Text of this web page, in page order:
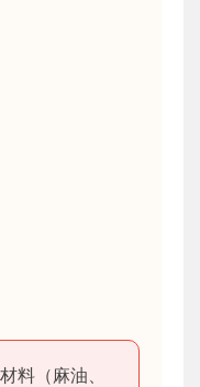
料（麻油、